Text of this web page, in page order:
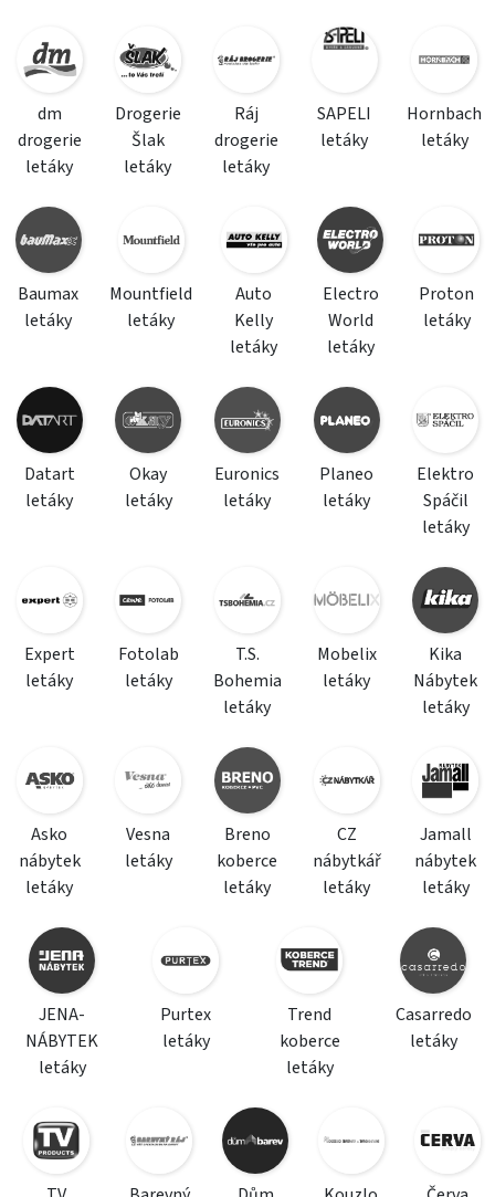
dm
drogerie
letáky
Drogerie
Šlak
letáky
Ráj
drogerie
letáky
SAPELI
letáky
Hornbach
letáky
Baumax
letáky
Mountfield
letáky
Auto
Kelly
letáky
Electro
World
letáky
Proton
letáky
Datart
letáky
Okay
letáky
Euronics
letáky
Planeo
letáky
Elektro
Spáčil
letáky
Expert
letáky
Fotolab
letáky
T.S.
Bohemia
letáky
Mobelix
letáky
Kika
Nábytek
letáky
Asko
nábytek
letáky
Vesna
letáky
Breno
koberce
letáky
CZ
nábytkář
letáky
Jamall
nábytek
letáky
JENA-
NÁBYTEK
letáky
Purtex
letáky
Trend
koberce
letáky
Casarredo
letáky